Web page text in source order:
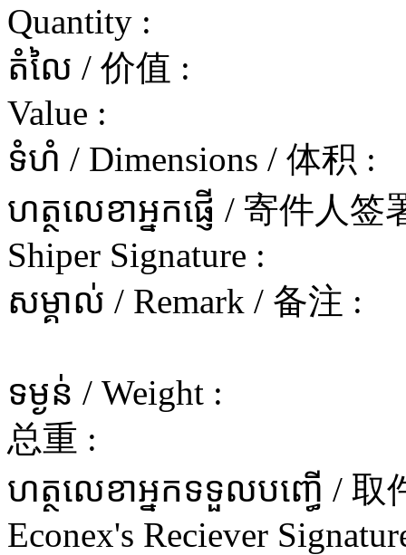
Quantity :
តំលៃ / 价值 :
Value :
ទំហំ / Dimensions / 体积 :
ហត្ថលេខាអ្នកផ្ញើ / 寄件人
Shiper Signature :
សម្គាល់ / Remark / 备注 :
ទម្ងន់ / Weight :
总重 :
ហត្ថលេខាអ្នកទទួលបញ្ធើ / 取
Econex's Reciever